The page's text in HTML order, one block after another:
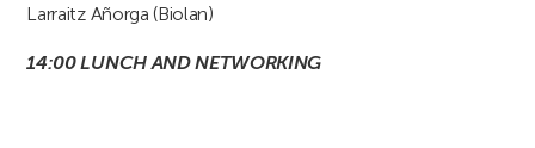
Larraitz Añorga (Biolan)
14:00 LUNCH AND NETWORKING